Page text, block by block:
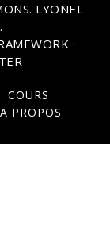
. LYONEL
·
COURS
A PROPOS